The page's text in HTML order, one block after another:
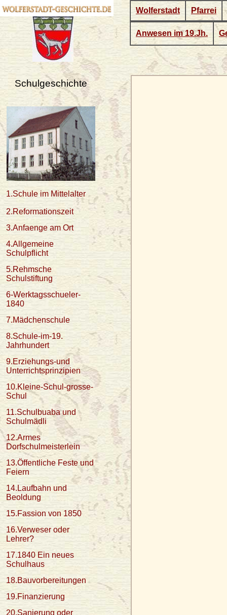
Wolferstadt Pfarrei
Anwesen im 19.Jh.
Schulgeschichte
1.Schule im Mittelalter
2.Reformationszeit
3.Anfaenge am Ort
4.Allgemeine
Schulpflicht
5.Rehmsche
Schulstiftung
6-Werktagsschueler-
1840
7.Mädchenschule
8.Schule-im-19.
Jahrhundert
9.Erziehungs-und
Unterrichtsprinzipien
10.Kleine-Schul-grosse-
Schul
11.Schulbuaba und
Schulmädli
12.Armes
Dorfschulmeisterlein
13.Öffentliche Feste und
Feiern
14.Laufbahn und
Beoldung
15.Fassion von 1850
16.Verweser oder
Lehrer?
17.1840 Ein neues
Schulhaus
18.Bauvorbereitungen
19.Finanzierung
20.Sanierung oder